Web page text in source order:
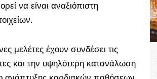
να είναι αναξιόπιστη
μελέτες έχουν συνδέσει τις
και την υψηλότερη κατανάλωση